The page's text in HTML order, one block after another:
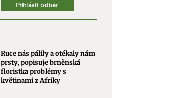
Přihlásit odběr
Ruce nás pálily a otékaly nám
prsty, popisuje brněnská
floristka problémy s
květinami z Afriky